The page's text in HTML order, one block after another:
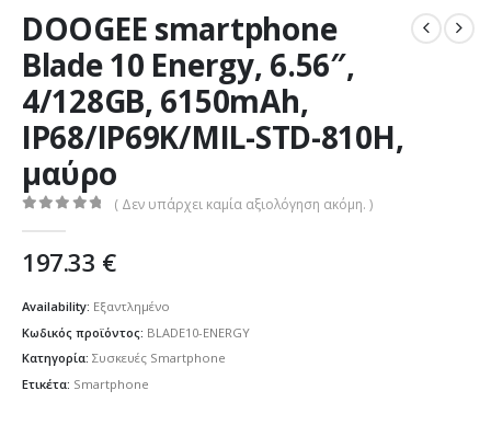
DOOGEE smartphone
Blade 10 Energy, 6.56″,
4/128GB, 6150mAh,
IP68/IP69K/MIL-STD-810H,
μαύρο
( Δεν υπάρχει καμία αξιολόγηση ακόμη. )
197.33 €
Availability: Εξαντλημένο
Κωδικός προϊόντος: BLADE10-ENERGY
Κατηγορία: Συσκευές Smartphone
Ετικέτα: Smartphone